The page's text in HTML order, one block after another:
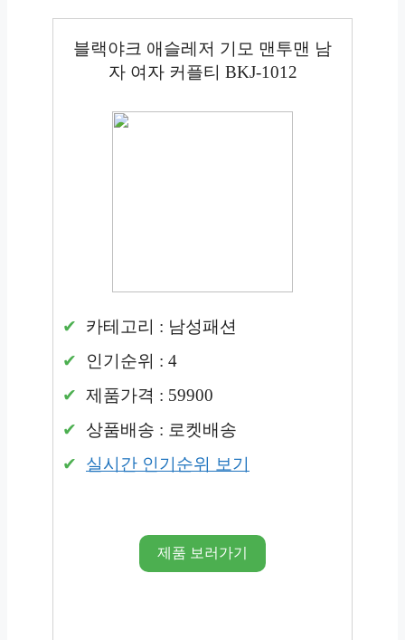
블랙야크 애슬레저 기모 맨투맨 남
자 여자 커플티 BKJ-1012
카테고리 : 남성패션
인기순위 : 4
제품가격 : 59900
상품배송 : 로켓배송
실시간 인기순위 보기
제품 보러가기